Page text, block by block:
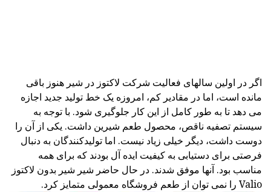
اگر در اولین سالهای فعالیت شرکت لاکتوز در شیر هنوز باقی
مانده است، اما در مقادیر کم، امروزه یک خط تولید جدید اجازه
می دهد تا به طور کامل از این کار جلوگیری شود. با توجه به
سیستم تصفیه ناقص، محصول طعم شیرین داشت. یکی از آن را
دوست داشت، دیگر خیلی زیاد نیست. اما تولیدکنندگان به دنبال
فرصتی برای دستیابی به کیفیت ایده آل بودند که برای همه
مناسب بود. آنها موفق شدند. در حال حاضر شیر شیر بدون لاکتوز
Valio را نمی توان از طعم فروشگاه معمولی متمایز کرد.